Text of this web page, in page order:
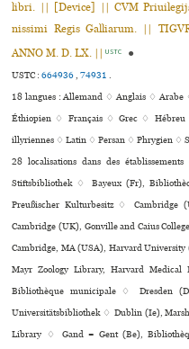
libri. || [Device] || CVM Priuilegijs
nissimi Regis Galliarum. ||
ANNO M. D. LX. || USTC ●
USTC :664936,74931.
18 langues :Allemand ♢Anglais ♢
Éthiopien ♢ Français ♢Grec ♢
illyriennes ♢Latin ♢Persan ♢Phrygien ♢
28 localisations dans des
Stiftsbibliothek ♢ Bayeux (Fr),
Preußischer Kulturbesitz ♢ Cambridge
Cambridge (UK), Gonville and Caius
Cambridge, MA (USA), Harvard
Mayr Zoology Library, Harvard
Bibliothèque muni­ci­pale ♢ Dresden
Universitätsbibliothek ♢ Dublin (Ie),
Library ♢ Gand = Gent (Be),